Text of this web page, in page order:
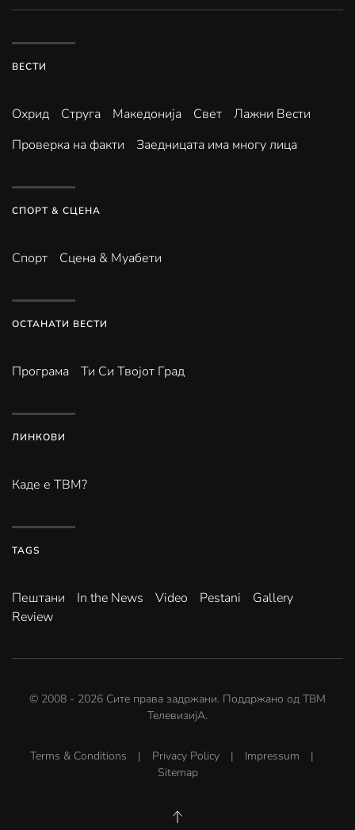
ВЕСТИ
Охрид Струга Македонија Свет
Лажни Вести
Проверка на факти
Заедницата има многу лица
СПОРТ & СЦЕНА
Спорт Сцена & Муабети
ОСТАНАТИ ВЕСТИ
Програма Ти Си Твојот Град
ЛИНКОВИ
Каде е ТВМ?
TAGS
Пештани In the News Video Pestani
Gallery
Review
© 2008 - 2026 Сите права задржани. Поддржано од ТВМ
ТелевизијА.
Terms & Conditions | Privacy Policy | Impressum |
Sitemap